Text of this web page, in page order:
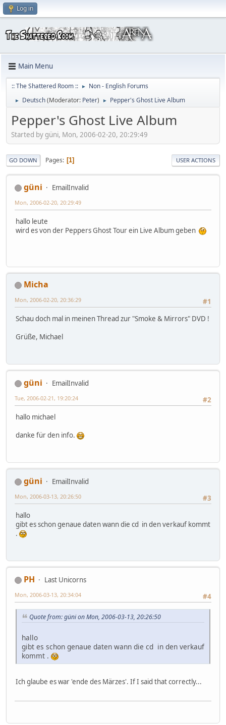
Log in
Main Menu
:: The Shattered Room :: ► Non - English Forums
► Deutsch(Moderator: Peter) ► Pepper's Ghost Live Album
Pepper's Ghost Live Album
Started by güni, Mon, 2006-02-20, 20:29:49
GO DOWN Pages 1 USER ACTIONS
güni EmailInvalid
Mon, 2006-02-20, 20:29:49
hallo leute
wird es von der Peppers Ghost Tour ein Live Album geben
Micha
#1
Mon, 2006-02-20, 20:36:29
Schau doch mal in meinen Thread zur "Smoke & Mirrors" DVD !
Grüße, Michael
güni
EmailInvalid
#2
Tue, 2006-02-21, 19:20:24
hallo michael
danke für den info.
güni
EmailInvalid
#3
Mon, 2006-03-13, 20:26:50
hallo
gibt es schon genaue daten wann die cd in den verkauf kommt
.
PH
Last Unicorns
#4
Mon, 2006-03-13, 20:34:04
Quote from: güni on Mon, 2006-03-13, 20:26:50
hallo
gibt es schon genaue daten wann die cd in den verkauf
kommt .
Ich glaube es war 'ende des Märzes'. If I said that correctly...